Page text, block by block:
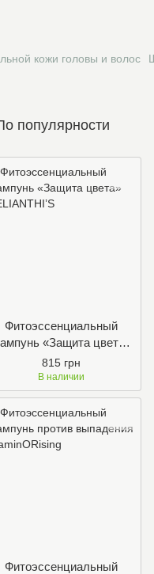
кожи головы и волос
популярности
Фитоэссенциальный
«Защита цвета»
HELIANTHI’S
815 грн
В наличии
Фитоэссенциальный